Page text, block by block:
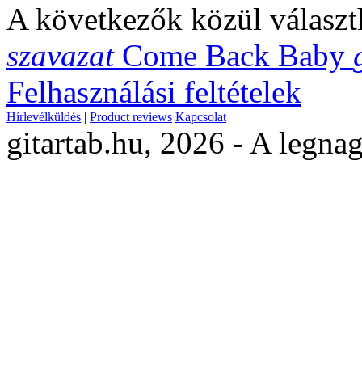
A következők közül
szavazat Come Back Baby
Felhasználási feltételek
Hírlevélküldés | Product reviews Kapcsolat
gitartab.hu, 2026 - A